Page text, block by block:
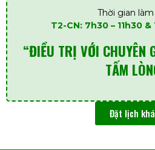
Thời gian làm
T2-CN: 7h30 – 11h30
“ĐIỀU TRỊ VỚI CHUYÊN
TẤM
Đặt lịch